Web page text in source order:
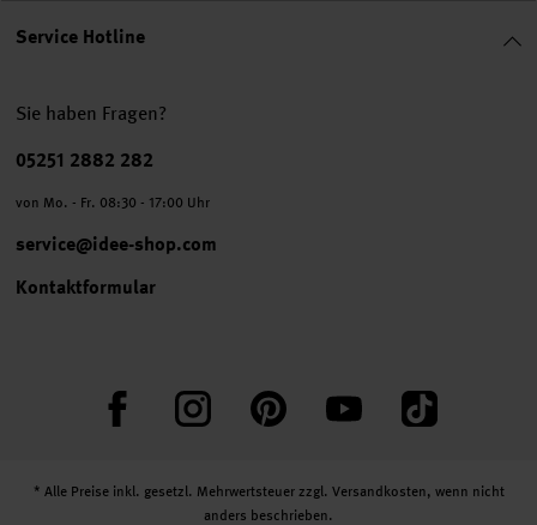
Service Hotline
Sie haben Fragen?
Telefonnummer
05251 2882 282
von Mo. - Fr. 08:30 - 17:00 Uhr
service@idee-shop.com
Kontaktformular
FacebookInstagram PinterestYouTube TikTok
* Alle Preise inkl. gesetzl. Mehrwertsteuer zzgl. Versandkosten, wenn nicht
anders beschrieben.